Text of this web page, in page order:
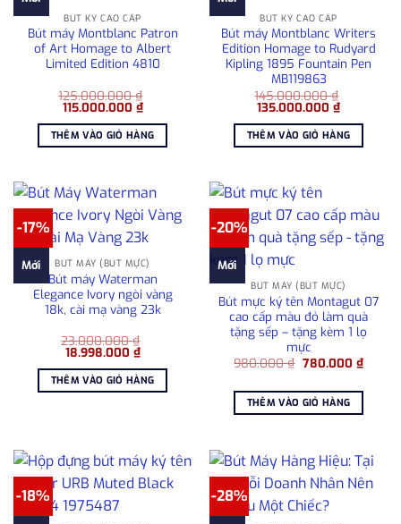
BÚT KÝ CAO CẤP
Bút máy Montblanc Patron
of Art Homage to Albert
Limited Edition 4810
125.000.000₫
Giá
là:
125.000.000 ₫.
115.000.000 ₫Giá
hiện
tại
là:
115.000.000 ₫.
THÊM VÀO GIỎ HÀNG
BÚT KÝ CAO CẤP
Bút máy Montblanc Writers
Edition Homage to Rudyard
Kipling 1895 Fountain Pen
MB119863
145.000.000₫
Giá
là:
145.000.000 ₫.
135.000.000 ₫Giá
hiện
tại
là:
THÊM VÀO GIỎ HÀNG
-17%
Mới BÚT MÁY (BÚT MỰC)
Bút máy Waterman
Elegance Ivory ngòi vàng
18k, cài mạ vàng 23k
23.000.000₫
Giá
là:
23.000.000 ₫.
18.998.000 ₫Giá
hiện
tại
là:
18.998.000 ₫.
THÊM VÀO GIỎ HÀNG
-20%
Mới
BÚT MÁY (BÚT MỰC)
Bút mực ký tên Montagut 07
cao cấp màu đỏ làm quà
tặng sếp – tặng kèm 1 lọ
mực
980.000₫ Giá
980.000 ₫.
780.000 ₫Giá
hiện
THÊM VÀO GIỎ HÀNG
-18% -28%